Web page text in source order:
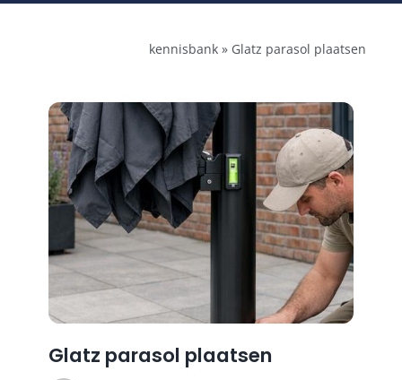
Stokparasols
Zweefparasols
Horeca parasols
Muurparasols
Schaduwdoeken
kennisbank » Glatz parasol plaatsen
Glatz parasol plaatsen